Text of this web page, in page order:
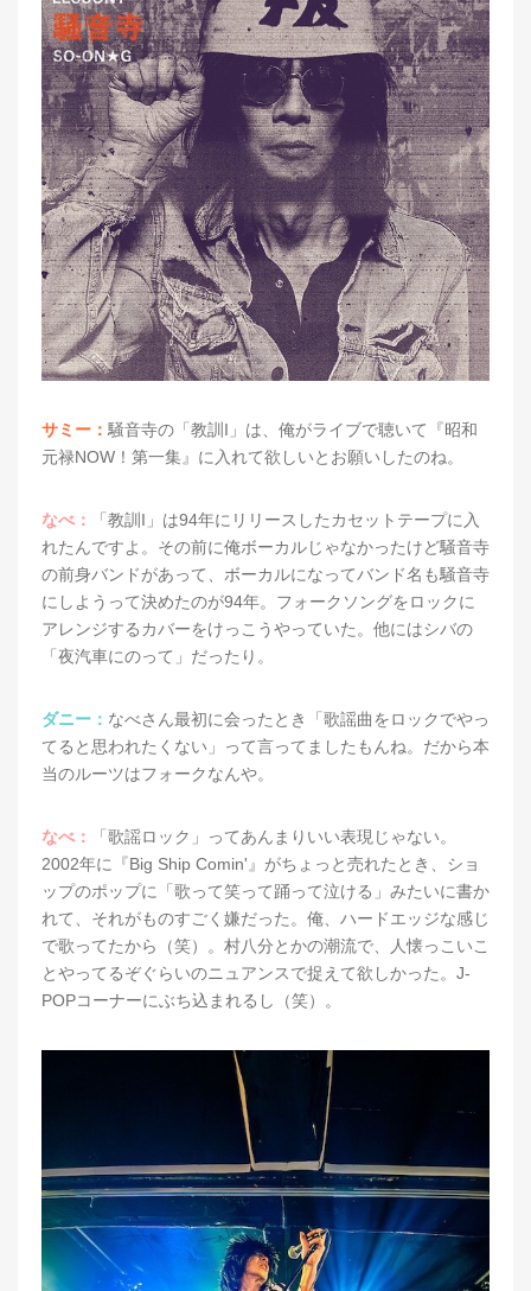
サミー： 騒音寺の「教訓I」は、俺がライブで聴いて『昭和
元禄NOW！第一集』に入れて欲しいとお願いしたのね。
なべ：
「教訓I」は94年にリリースしたカセットテープに入
れたんですよ。その前に俺ボーカルじゃなかったけど騒音寺
の前身バンドがあって、ボーカルになってバンド名も騒音寺
にしようって決めたのが94年。フォークソングをロックに
アレンジするカバーをけっこうやっていた。他にはシバの
「夜汽車にのって」だったり。
ダニー： なべさん最初に会ったとき「歌謡曲をロックでやっ
てると思われたくない」って言ってましたもんね。だから本
当のルーツはフォークなんや。
なべ：
「歌謡ロック」ってあんまりいい表現じゃない。
2002年に『Big Ship Comin'』がちょっと売れたとき、ショ
ップのポップに「歌って笑って踊って泣ける」みたいに書か
れて、それがものすごく嫌だった。俺、ハードエッジな感じ
で歌ってたから（笑）。村八分とかの潮流で、人懐っこいこ
とやってるぞぐらいのニュアンスで捉えて欲しかった。J-
POPコーナーにぶち込まれるし（笑）。